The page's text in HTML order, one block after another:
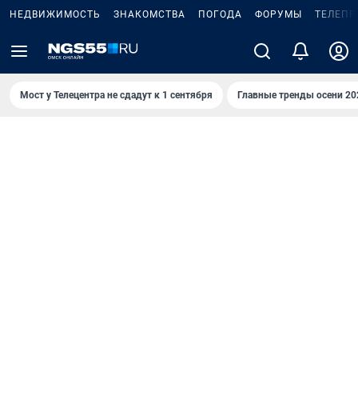
НЕДВИЖИМОСТЬ ЗНАКОМСТВА ПОГОДА ФОРУМЫ
Мост у Телецентра не сдадут к 1 сентября Главные тренды осени